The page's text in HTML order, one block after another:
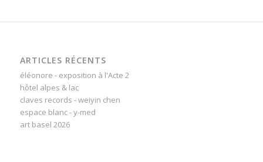
ARTICLES RÉCENTS
éléonore - exposition à l'Acte 2
hôtel alpes & lac
claves records - weiyin chen
espace blanc - y-med
art basel 2026